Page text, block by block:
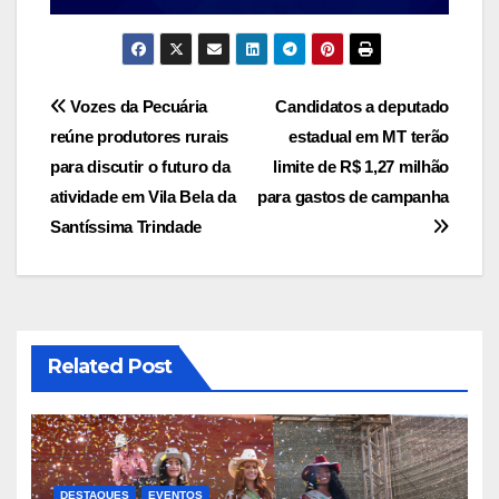
Navegação
de
Post
Candidatos a deputado
estadual em MT terão
limite de R$ 1,27 milhão
para gastos de campanha
Vozes da Pecuária
reúne produtores rurais
para discutir o futuro da
atividade em Vila Bela da
Santíssima Trindade
Related Post
DESTAQUES EVENTOS